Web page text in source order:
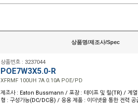
상품명/제조사/Spec
상품번호 : 3237044
POE7W3X5.0-R
XFRMF 100UH 7A 0.10A POE/PD
제조사 : Eaton Bussmann / 포장 : 테이프 및 릴(TR) / 계
형 : 구성가능(DC/DC용) / 응용 제품 : 이더넷을 통한 전력